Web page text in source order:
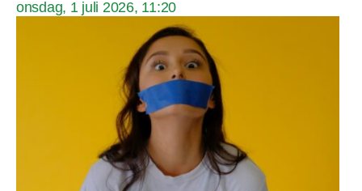
onsdag, 1 juli 2026, 11:20